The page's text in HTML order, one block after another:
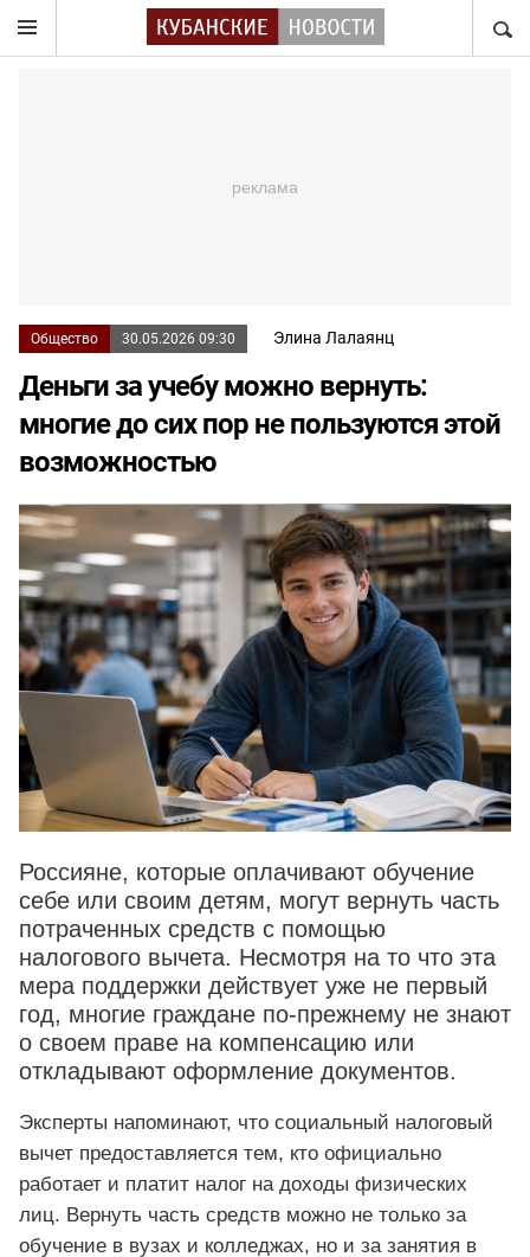
Общество 30.05.2026 09:30 Элина Лалаянц
Деньги за учебу можно вернуть:
многие до сих пор не пользуются этой
возможностью
Россияне, которые оплачивают обучение
себе или своим детям, могут вернуть часть
потраченных средств с помощью
налогового вычета. Несмотря на то что эта
мера поддержки действует уже не первый
год, многие граждане по-прежнему не знают
о своем праве на компенсацию или
откладывают оформление документов.
Эксперты напоминают, что социальный налоговый
вычет предоставляется тем, кто официально
работает и платит налог на доходы физических
лиц. Вернуть часть средств можно не только за
обучение в вузах и колледжах, но и за занятия в